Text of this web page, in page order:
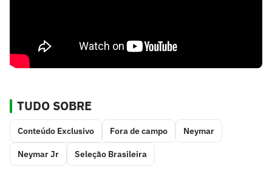
TUDO SOBRE
Conteúdo Exclusivo Fora de campo Neymar
Neymar Jr Seleção Brasileira